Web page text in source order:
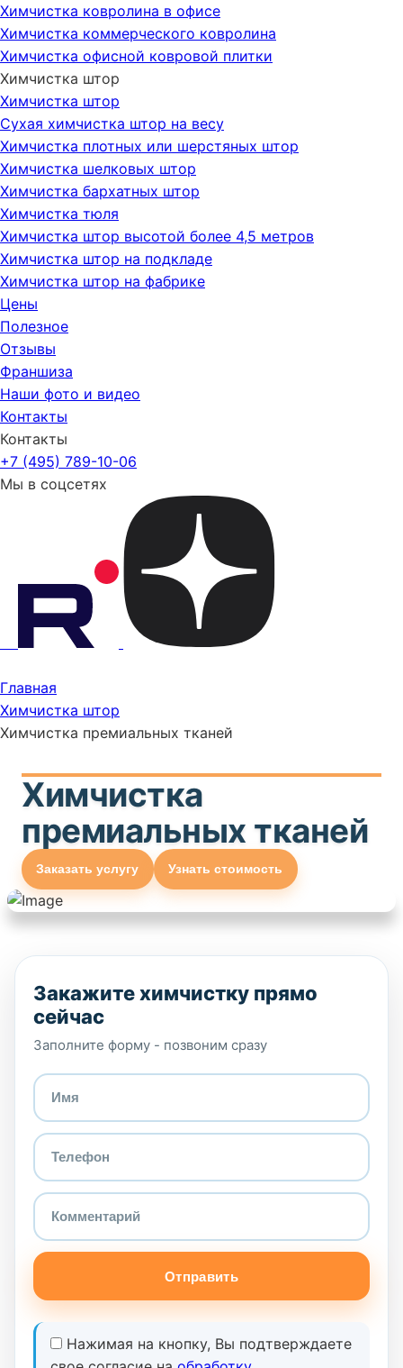
Химчистка ковролина в офисе
Химчистка коммерческого ковролина
Химчистка офисной ковровой плитки
Химчистка штор
Химчистка штор
Сухая химчистка штор на весу
Химчистка плотных или шерстяных штор
Химчистка шелковых штор
Химчистка бархатных штор
Химчистка тюля
Химчистка штор высотой более 4,5 метров
Химчистка штор на подкладе
Химчистка штор на фабрике
Цены
Полезное
Отзывы
Франшиза
Наши фото и видео
Контакты
Контакты
+7 (495) 789-10-06
Мы в соцсетях
Главная
Химчистка штор
Химчистка премиальных тканей
Химчистка
премиальных тканей
Заказать услугу Узнать стоимость
Закажите химчистку прямо
сейчас
Заполните форму - позвоним сразу
Отправить
Нажимая на кнопку, Вы подтверждаете